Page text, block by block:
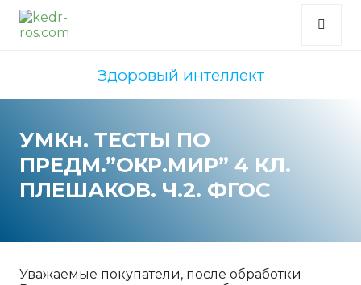
Здоровый интеллект
УМКн. ТЕСТЫ ПО
ПРЕДМ.”ОКР.МИР” 4 КЛ.
ПЛЕШАКОВ. Ч.2. ФГОС
Уважаемые покупатели, после обработки